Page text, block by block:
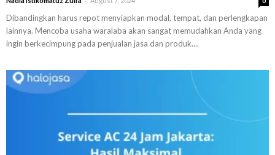
Dibandingkan harus repot menyiapkan modal, tempat, dan perlengkapan
lainnya. Mencoba usaha waralaba akan sangat memudahkan Anda yang
ingin berkecimpung pada penjualan jasa dan produk....